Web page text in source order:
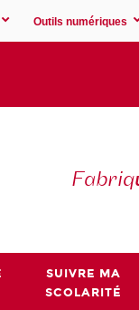
Outils numériques
Fabriq
SUIVRE MA
SCOLARITÉ